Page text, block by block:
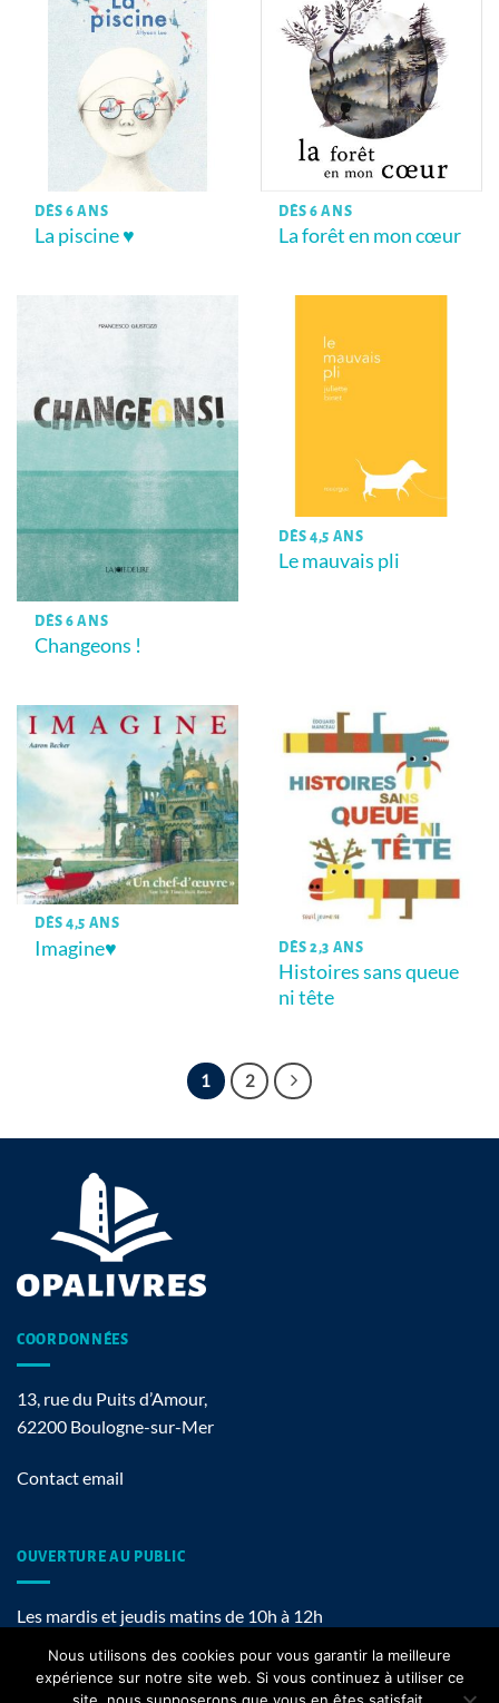
DÈS 6 ANS
La piscine ♥
DÈS 6 ANS
La forêt en mon cœur
DÈS 6 ANS
Changeons !
DÈS 4,5 ANS
Le mauvais pli
DÈS 4,5 ANS
Imagine♥ DÈS 2,3 ANS
Histoires sans queue
ni tête
1 2
COORDONNÉES
13, rue du Puits d’Amour,
62200 Boulogne-sur-Mer
Contact email
OUVERTURE AU PUBLIC
Les mardis et jeudis matins de 10h à 12h
Nous utilisons des cookies pour vous garantir la meilleure
expérience sur notre site web. Si vous continuez à utiliser ce